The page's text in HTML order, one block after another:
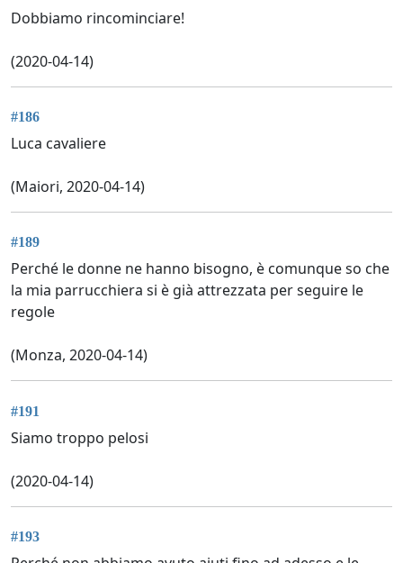
Dobbiamo rincominciare!
(2020-04-14)
#186
Luca cavaliere
(Maiori, 2020-04-14)
#189
Perché le donne ne hanno bisogno, è comunque so che
la mia parrucchiera si è già attrezzata per seguire le
regole
(Monza, 2020-04-14)
#191
Siamo troppo pelosi
(2020-04-14)
#193